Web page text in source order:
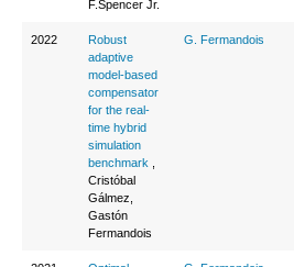
F.Spencer Jr.
2022
Robust
adaptive
model-based
compensator
for the real-
time hybrid
simulation
benchmark
Cristóbal
Gálmez,
Gastón
Fermandois
G. Fermandois